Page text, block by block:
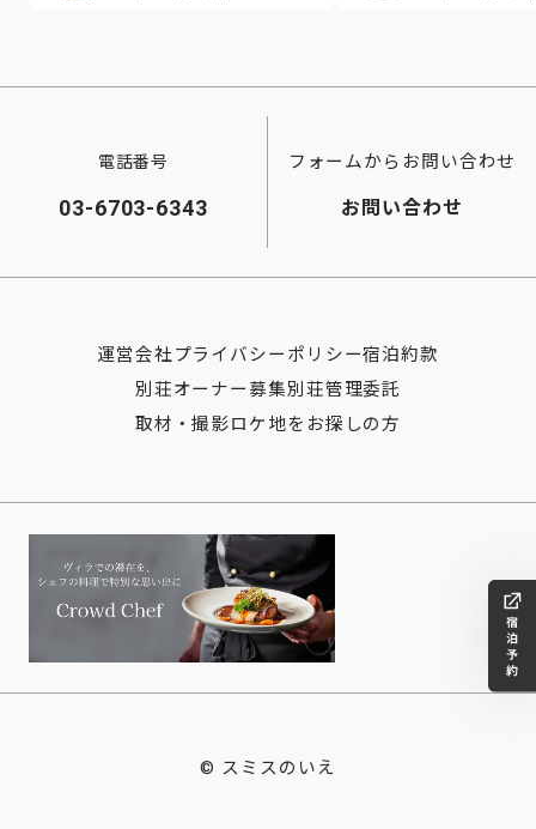
電話番号
03-6703-6343
フォームからお問い合わせ
お問い合わせ
運営会社プライバシーポリシー宿泊約款
別荘オーナー募集別荘管理委託
取材・撮影ロケ地をお探しの方
© スミスのいえ